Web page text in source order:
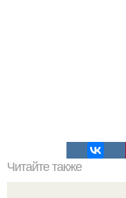
Читайте также